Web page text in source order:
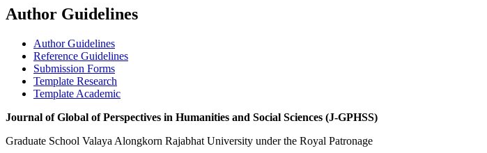
Author Guidelines
Author Guidelines
Reference Guidelines
Submission Forms
Template Research
Template Academic
Journal of Global of Perspectives in Humanities and Social Sciences (J-GPHSS)
Graduate School Valaya Alongkorn Rajabhat University under the Royal Patronage